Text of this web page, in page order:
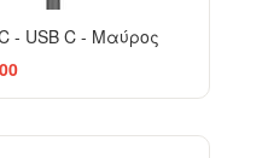
- USB C - Μαύρος